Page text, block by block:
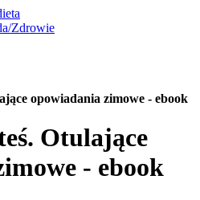
Zdrowie
opowiadania zimowe - ebook
Otulające
- ebook